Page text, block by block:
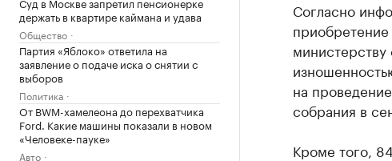
держать в квартире каймана и удава
Общество
Партия «Яблоко» ответила на
заявление о подаче иска о снятии с
выборов
Политика
От BWM-хамелеона до перехватчика
Ford. Какие машины показали в новом
«Человеке-пауке»
Авто
Согласно
министерству
на
собрания в
Кроме того,